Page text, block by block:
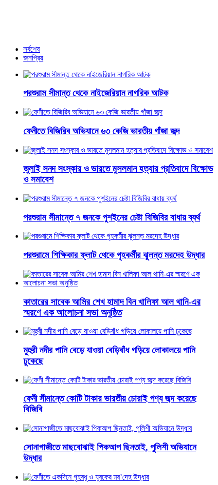
সর্বশেষ
জনপ্রিয়
পরশুরাম সীমান্ত থেকে নাইজেরিয়ান নাগরিক আটক
ফেনীতে বিজিরিব অভিযানে ৬৩ কেজি ভারতীয় গাঁজা জব্দ
জুলাই সনদ সংস্কার ও ভারতে মুসলমান হত্যার প্রতিবাদে বিক্ষোভ
ও সমাবেশ
পরশুরাম সীমান্তে ৭ জনকে পুশইনের চেষ্টা বিজিবির বাধায় ব্যর্থ
পরশুরামে শিক্ষিকার ফ্লাট থেকে গৃহকর্মীর ঝুলন্ত মরদেহ উদ্ধার
কাতারের সাবেক আমির শেখ হামাদ বিন খালিফা আল থানি-এর
স্মরণে এক আলোচনা সভা অনুষ্ঠিত
মুহুরী নদীর পানি বেড়ে যাওয়া বেড়িবাঁধ গড়িয়ে লোকালয়ে পানি
ঢুকেছে
ফেনী সীমান্তে কোটি টাকার ভারতীয় চোরাই পণ্য জব্দ করেছে
বিজিবি
সোনাগাজীতে মাছবোঝাই পিকআপ ছিনতাই, পুলিশী অভিযানে
উদ্ধার